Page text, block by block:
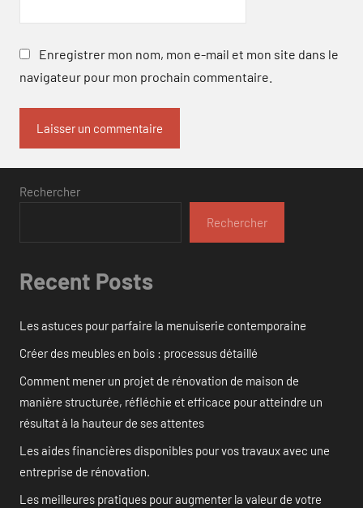
Enregistrer mon nom, mon e-mail et mon site dans le
navigateur pour mon prochain commentaire.
Rechercher
Rechercher
Recent Posts
Les astuces pour parfaire la menuiserie contemporaine
Créer des meubles en bois : processus détaillé
Comment mener un projet de rénovation de maison de
manière structurée, réfléchie et efficace pour atteindre un
résultat à la hauteur de ses attentes
Les aides financières disponibles pour vos travaux avec une
entreprise de rénovation.
Les meilleures pratiques pour augmenter la valeur de votre